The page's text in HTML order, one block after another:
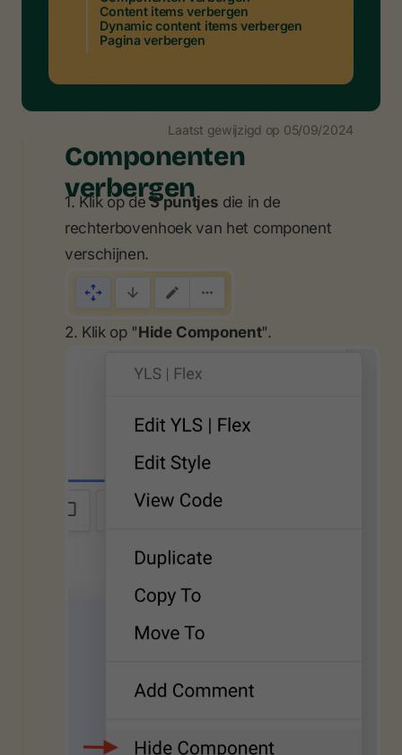
Content items verbergen
Dynamic content items verbergen
Pagina verbergen
Laatst gewijzigd op 05/09/2024
Componenten
verbergen
1. Klik op de3 puntjes die in de
rechterbovenhoek van het component
verschijnen.
2. Klik op "Hide Component".